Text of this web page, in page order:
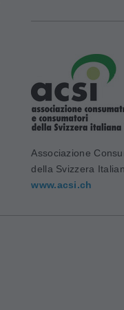
Associazione
della Svizzera
www.acsi.ch